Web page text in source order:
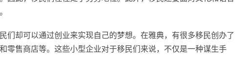
们却可以通过创业来实现自己的梦想。在雅典，有很多移民创办了
零售商店等。这些小型企业对于移民们来说，不仅是一种谋生手